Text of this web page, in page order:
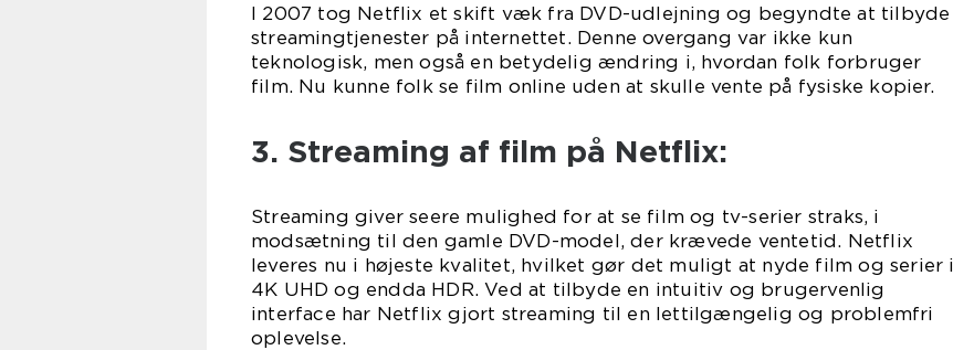
I 2007 tog Netflix et skift væk fra DVD-udlejning og begyndte at tilbyde
streamingtjenester på internettet. Denne overgang var ikke kun
teknologisk, men også en betydelig ændring i, hvordan folk forbruger
film. Nu kunne folk se film online uden at skulle vente på fysiske kopier.
3. Streaming af film på Netflix:
Streaming giver seere mulighed for at se film og tv-serier straks, i
modsætning til den gamle DVD-model, der krævede ventetid. Netflix
leveres nu i højeste kvalitet, hvilket gør det muligt at nyde film og serier i
4K UHD og endda HDR. Ved at tilbyde en intuitiv og brugervenlig
interface har Netflix gjort streaming til en lettilgængelig og problemfri
oplevelse.